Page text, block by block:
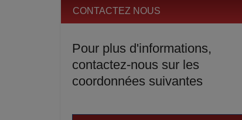
CONTACTEZ NOUS
Pour plus d'informations,
contactez-nous sur les
coordonnées suivantes